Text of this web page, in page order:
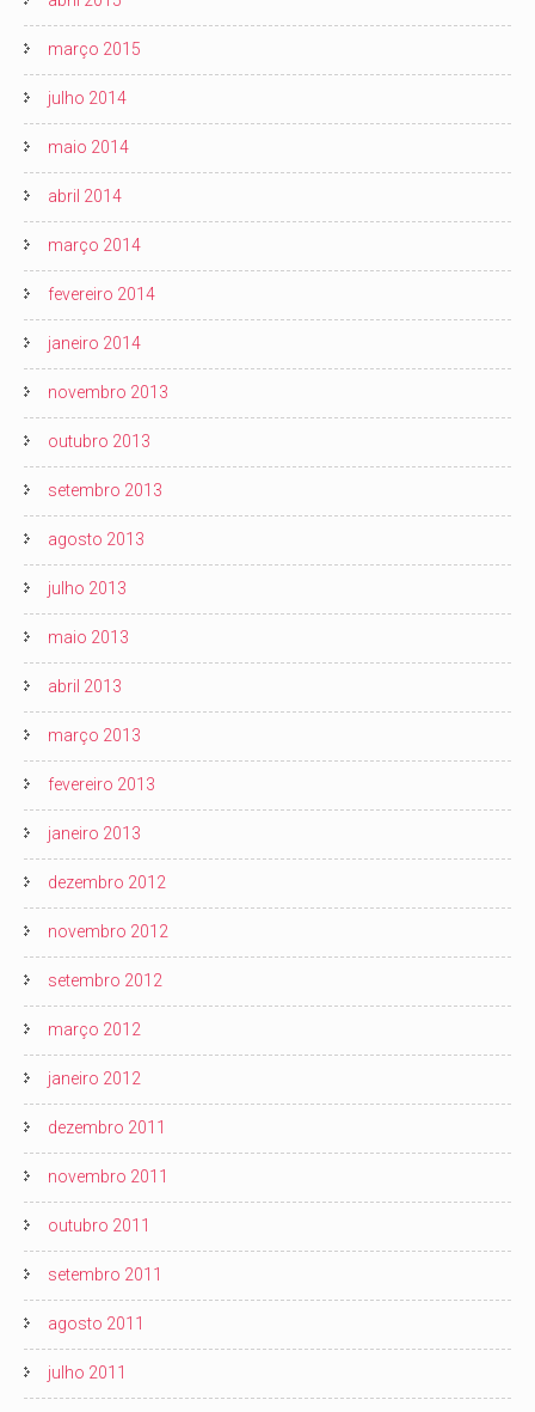
março 2015
julho 2014
maio 2014
abril 2014
março 2014
fevereiro 2014
janeiro 2014
novembro 2013
outubro 2013
setembro 2013
agosto 2013
julho 2013
maio 2013
abril 2013
março 2013
fevereiro 2013
janeiro 2013
dezembro 2012
novembro 2012
setembro 2012
março 2012
janeiro 2012
dezembro 2011
novembro 2011
outubro 2011
setembro 2011
agosto 2011
julho 2011